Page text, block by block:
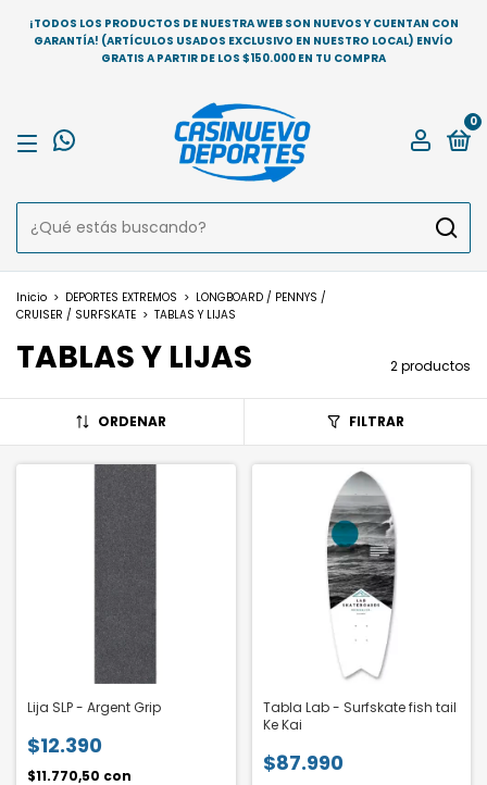
¡TODOS LOS PRODUCTOS DE NUESTRA WEB SON NUEVOS Y CUENTAN CON
GARANTÍA! (ARTÍCULOS USADOS EXCLUSIVO EN NUESTRO LOCAL) ENVÍO
GRATIS A PARTIR DE LOS $150.000 EN TU COMPRA
0
Inicio > DEPORTES EXTREMOS > LONGBOARD / PENNYS /
CRUISER / SURFSKATE > TABLAS Y LIJAS
TABLAS Y LIJAS 2 productos
ORDENAR FILTRAR
Lija SLP - Argent Grip
$12.390
$11.770,50 con
Tabla Lab - Surfskate fish tail
Ke Kai
$87.990